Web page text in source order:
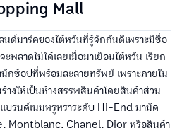
Mall
ด์มาร์คของไต้หวันที่รู้จักกันดีเพราะมีชื่อ
พลาดไม่ได้เลยเมื่อมาเยือนไต้หวัน เรียก
นักช้อปที่พร้อมละลายทรัพย์ เพราะภายใน
งให้เป็นห้างสรรพสินค้าโดยสินค้าส่วน
รนด์เนมหรูหราระดับ Hi-End มามัด
Montblanc, Chanel, Dior หรือสินค้า